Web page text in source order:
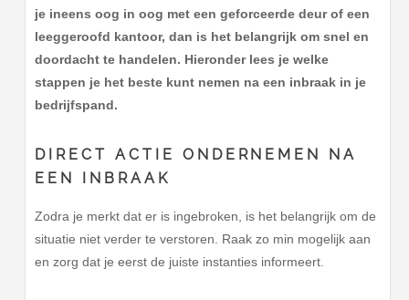
je ineens oog in oog met een geforceerde deur of een
leeggeroofd kantoor, dan is het belangrijk om snel en
doordacht te handelen. Hieronder lees je welke
stappen je het beste kunt nemen na een inbraak in je
bedrijfspand.
DIRECT ACTIE ONDERNEMEN NA
EEN INBRAAK
Zodra je merkt dat er is ingebroken, is het belangrijk om de
situatie niet verder te verstoren. Raak zo min mogelijk aan
en zorg dat je eerst de juiste instanties informeert.